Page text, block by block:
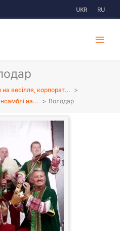
UKR RU
весілля, корпорат…
на…
Володар